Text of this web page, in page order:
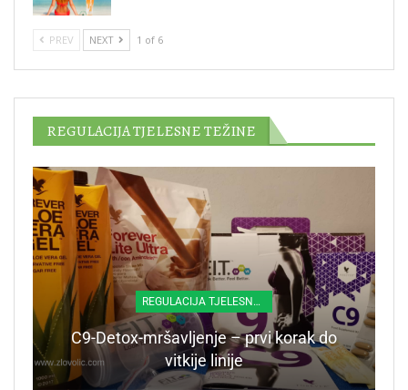
PREV NEXT 1 of 6
REGULACIJA TJELESNE TEŽINE
REGULACIJA TJELESNE TEŽINE
C9-Detox-mršavljenje – prvi korak do
vitkije linije